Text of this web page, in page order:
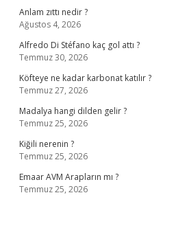
Anlam zıttı nedir ?
Ağustos 4, 2026
Alfredo Di Stéfano kaç gol attı ?
Temmuz 30, 2026
Köfteye ne kadar karbonat katılır ?
Temmuz 27, 2026
Madalya hangi dilden gelir ?
Temmuz 25, 2026
Kiğili nerenin ?
Temmuz 25, 2026
Emaar AVM Arapların mı ?
Temmuz 25, 2026